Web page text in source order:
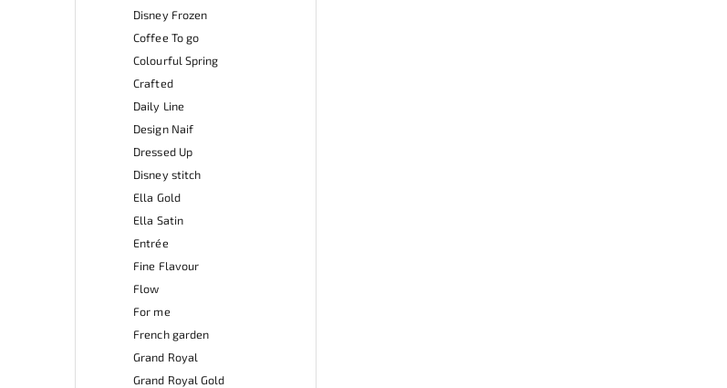
Disney Frozen
Coffee To go
Colourful Spring
Crafted
Daily Line
Design Naif
Dressed Up
Disney stitch
Ella Gold
Ella Satin
Entrée
Fine Flavour
Flow
For me
French garden
Grand Royal
Grand Royal Gold